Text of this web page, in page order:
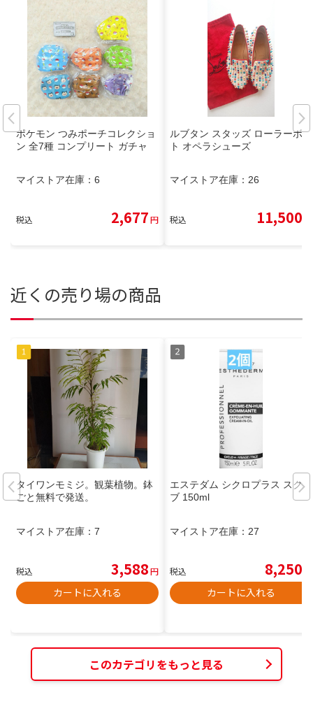
ポケモン つみポーチコレクショ
ン 全7種 コンプリート ガチャ
マイストア在庫： 6
税込 2,677円
ルブタン スタッズ ローラーボー
ト オペラシューズ
マイストア在庫： 26
税込 11,500
近くの売り場の商品
タイワンモミジ。観葉植物。鉢
ごと無料で発送。
マイストア在庫： 7
税込 3,588円
カートに入れる
エステダム シクロプラス スクラ
ブ 150ml
マイストア在庫： 27
税込 8,250
カートに入れる
このカテゴリをもっと見る